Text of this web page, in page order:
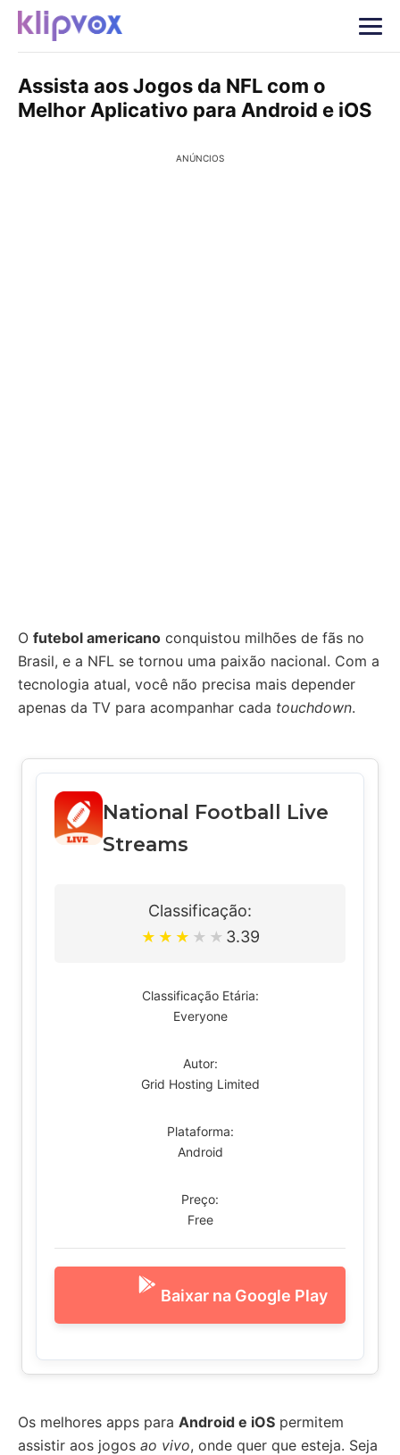
Assista aos Jogos da NFL com o
Melhor Aplicativo para Android e iOS
ANÚNCIOS
O futebol americano conquistou milhões de fãs no
Brasil, e a NFL se tornou uma paixão nacional. Com a
tecnologia atual, você não precisa mais depender
apenas da TV para acompanhar cada touchdown.
National Football Live
Streams
Classificação:
★ ★ ★ ★ ★ 3.39
Classificação Etária:
Everyone
Autor:
Grid Hosting Limited
Plataforma:
Android
Preço:
Free
Baixar na Google Play
Os melhores apps para Android e iOS permitem
assistir aos jogos ao vivo, onde quer que esteja. Seja